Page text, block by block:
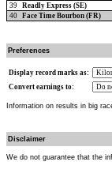
39 Readly Express (SE)
40 Face Time Bourbon (FR)
Preferences
Display record marks as:
Convert earnings to:
Information on results in big
Disclaimer
We do not guarantee that the